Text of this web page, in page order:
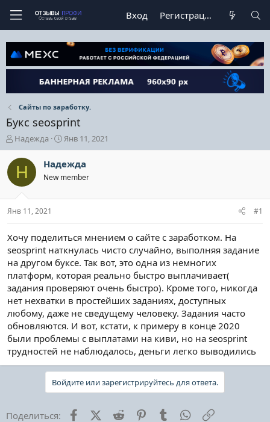
Вход Регистрация
Сайты по заработку.
Букс seosprint
А
в
т
р
е
м
Надежда
Д
а
а
н
ч
а
Янв 11, 2021
Н Надежда
New member
Янв 11, 2021 #1
Хочу поделиться мнением о сайте с заработком. На
seosprint наткнулась чисто случайно, выполняя задание
на другом буксе. Так вот, это одна из немногих
платформ, которая реально быстро выплачивает(
задания проверяют очень быстро). Кроме того, никогда
нет нехватки в простейших заданиях, доступных
любому, даже не сведущему человеку. Задания часто
обновляются. И вот, кстати, к примеру в конце 2020
были проблемы с выплатами на киви, но на seosprint
трудностей не наблюдалось, деньги легко выводились
Войдите или зарегистрируйтесь для ответа.
Поделиться: FacebookX (Twitter)
Reddit PinterestTumblr WhatsApp